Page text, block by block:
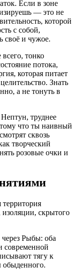
Если в зоне
— это не
которой
с собой,
своё и чужое.
тонко
потока,
которая питает
Знать
а не тонуть в
труднее
что ты наивный
сквозь
творческий
розовые очки и
скрытого
Рыбы: оба
современной
тягу к
обыденного.